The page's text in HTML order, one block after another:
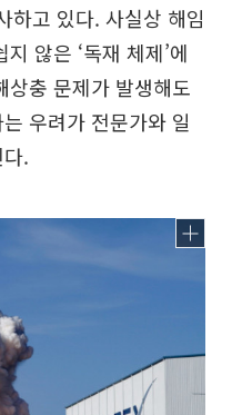
하고 있다. 사실상 해임
않은 ‘독재 체제’에
상충 문제가 발생해도
우려가 전문가와 일
.